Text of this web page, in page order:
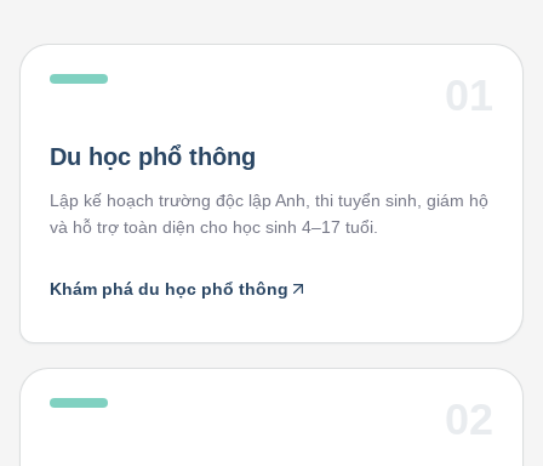
Du học phổ thông
Lập kế hoạch trường độc lập Anh, thi tuyển sinh, giám hộ
và hỗ trợ toàn diện cho học sinh 4–17 tuổi.
Khám phá du học phổ thông